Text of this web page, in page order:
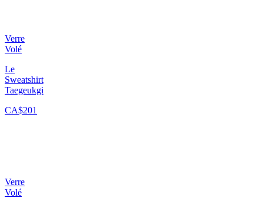
Verre
Volé
Le
Sweatshirt
Taegeukgi
CA$201
Verre
Volé